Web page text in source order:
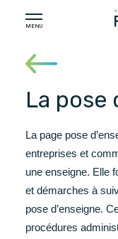
La pose
La page pose
entreprises et
une enseigne. Elle
et démarches à
pose d’enseigne.
procédures